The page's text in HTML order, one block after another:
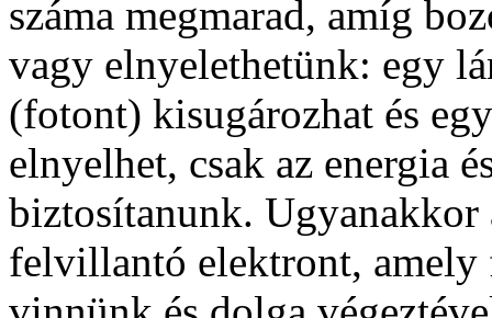
száma megmarad, amíg
vagy elnyelethetünk: egy
(fotont) kisugározhat és
elnyelhet, csak az energia
biztosítanunk.
felvillantó elektront, amely